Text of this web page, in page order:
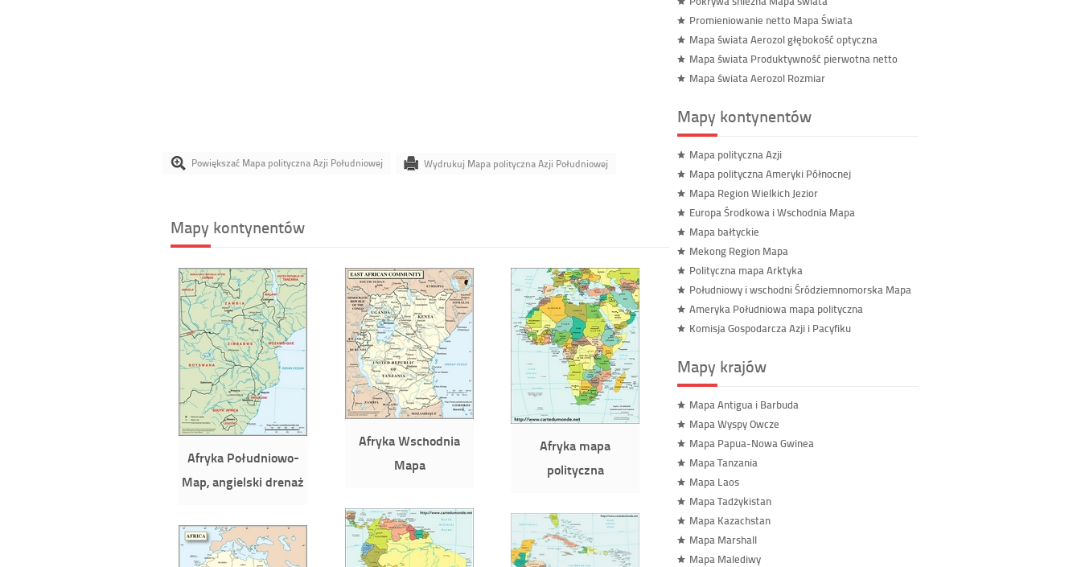
Powiększać Mapa polityczna Azji Południowej Wydrukuj Mapa polityczna Azji Południowej
Mapy kontynentów
Afryka Południowo-
Map, angielski drenaż
Afryka Wschodnia
Mapa
Afryka mapa
polityczna
Promieniowanie netto Mapa Świata
Mapa świata Aerozol głębokość optyczna
Mapa świata Produktywność pierwotna netto
Mapa świata Aerozol Rozmiar
Mapy kontynentów
Mapa polityczna Azji
Mapa polityczna Ameryki Północnej
Mapa Region Wielkich Jezior
Europa Środkowa i Wschodnia Mapa
Mapa bałtyckie
Mekong Region Mapa
Polityczna mapa Arktyka
Południowy i wschodni Śródziemnomorska Mapa
Ameryka Południowa mapa polityczna
Komisja Gospodarcza Azji i Pacyfiku
Mapy krajów
Mapa Antigua i Barbuda
Mapa Wyspy Owcze
Mapa Papua-Nowa Gwinea
Mapa Tanzania
Mapa Laos
Mapa Tadżykistan
Mapa Kazachstan
Mapa Marshall
Mapa Malediwy